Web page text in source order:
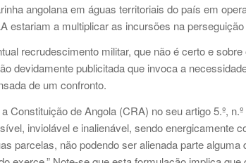
angolana em águas territoriais do país em
estariam a multiplicar as incursões na
recrudescimento militar, que não é certo e
devidamente publicitada que invoca a
de um confronto.
Constituição de Angola (CRA) no seu artigo 5.º,
inviolável e inalienável, sendo energicamente
parcelas, não podendo ser alienada parte